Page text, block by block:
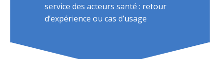
service des acteurs santé : retour
d’expérience ou cas d’usage